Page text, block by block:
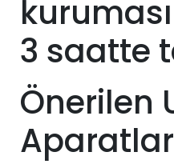
3 saatte
Önerilen